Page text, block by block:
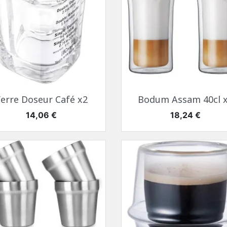
Aperçu rapide
Doseur Café x2
Prix
14,06 €
Aperçu rapide
Bodum Assam 40cl
Prix
18,24 €